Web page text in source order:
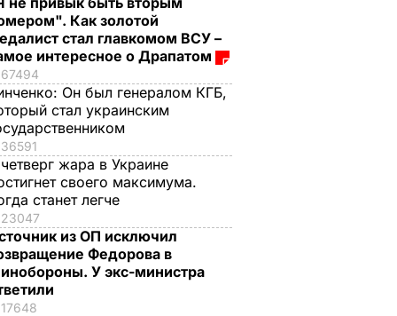
Как золотой
стал главкомом ВСУ –
интересное о Драпатом
67494
Он был генералом КГБ,
стал украинским
36591
жара в Украине
своего максимума.
станет легче
23047
из ОП исключил
Федорова в
У экс-министра
17648